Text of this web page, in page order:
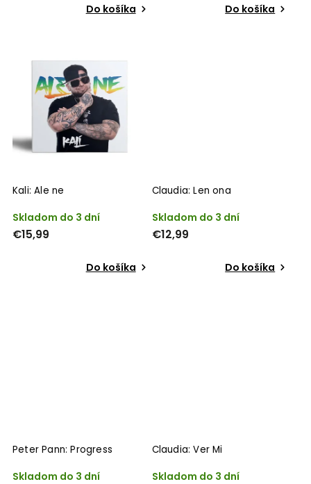
Do košíka Do košíka
Kali: Ale ne
Skladom do 3 dní
€15,99
Do košíka
Claudia: Len ona
Skladom do 3 dní
€12,99
Do košíka
Peter Pann: Progress
Skladom do 3 dní
Claudia: Ver Mi
Skladom do 3 dní